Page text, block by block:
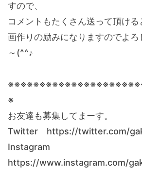
すので、
コメントもたくさん送って頂ける
画作りの励みになりますのでよ
～(^^♪
※
お友達も募集してまーす。
Twitter https://twitter.com/
Instagram
https://www.instagram.com/